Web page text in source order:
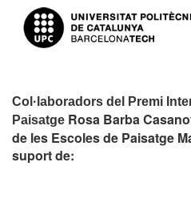
Col·laboradors del Premi
Paisatge Rosa Barba
de les Escoles de Paisatge
suport de: